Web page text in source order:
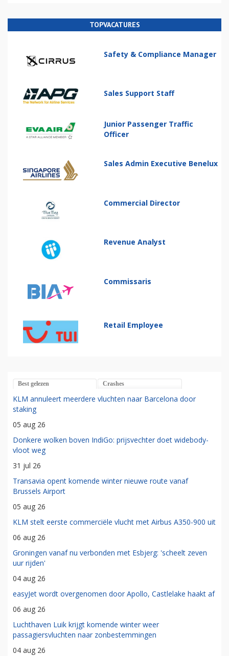
TOPVACATURES
Safety & Compliance Manager
Sales Support Staff
Junior Passenger Traffic
Officer
Sales Admin Executive Benelux
Commercial Director
Revenue Analyst
Commissaris
Retail Employee
Best gelezen Crashes
KLM annuleert meerdere vluchten naar Barcelona door
staking
05 aug 26
Donkere wolken boven IndiGo: prijsvechter doet widebody-
vloot weg
31 jul 26
Transavia opent komende winter nieuwe route vanaf
Brussels Airport
05 aug 26
KLM stelt eerste commerciële vlucht met Airbus A350-900 uit
06 aug 26
Groningen vanaf nu verbonden met Esbjerg: 'scheelt zeven
uur rijden'
04 aug 26
easyJet wordt overgenomen door Apollo, Castlelake haakt af
06 aug 26
Luchthaven Luik krijgt komende winter weer
passagiersvluchten naar zonbestemmingen
04 aug 26